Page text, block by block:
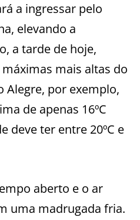
a ingressar pelo
elevando a
a tarde de hoje,
mais altas do
Alegre, por exemplo,
de apenas 16ºC
deve ter entre 20ºC e
aberto e o ar
uma madrugada fria.